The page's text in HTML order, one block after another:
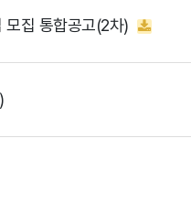
집 통합공고(2차)